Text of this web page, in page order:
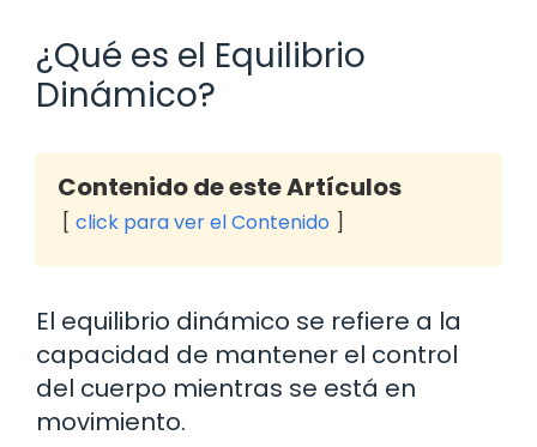
¿Qué es el Equilibrio
Dinámico?
Contenido de este Artículos
click para ver el Contenido
El equilibrio dinámico se refiere a la
capacidad de mantener el control
del cuerpo mientras se está en
movimiento.